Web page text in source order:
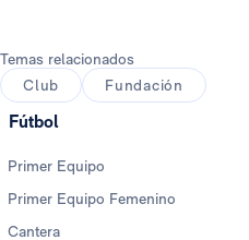
Temas relacionados
Club
Fundación
Fútbol
Primer Equipo
Primer Equipo Femenino
Cantera